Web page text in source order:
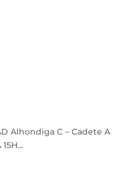
Alhondiga C – Cadete A